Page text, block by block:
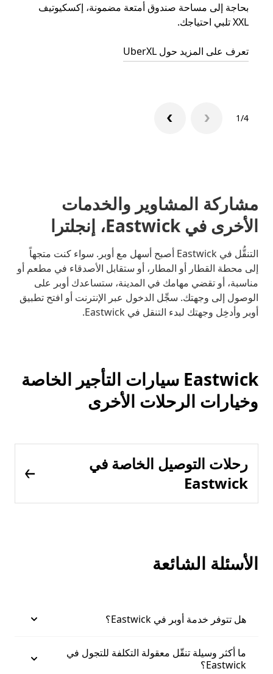
بحاجة إلى مساحة صندوق أمتعة مضمونة، إكسكيوتيف
XXL تلبي احتياجك.
تعرف على المزيد حول UberXL
1/4
مشاركة المشاوير والخدمات
الأخرى في Eastwick، إنجلترا
التنقُّل في Eastwick أصبح أسهل مع أوبر. سواء كنت متجهاً
إلى محطة القطار أو المطار، أو ستقابل الأصدقاء في مطعم أو
مناسبة، أو تقضي مهامك في المدينة، ستساعدك أوبر على
الوصول إلى وجهتك. سجِّل الدخول عبر الإنترنت أو افتح تطبيق
أوبر وأدخِل وجهتك لبدء التنقل في Eastwick.
Eastwick سيارات التأجير الخاصة
وخيارات الرحلات الأخرى
رحلات التوصيل الخاصة في
Eastwick
الأسئلة الشائعة
هل تتوفر خدمة أوبر في Eastwick؟
ما أكثر وسيلة تنقّل معقولة التكلفة للتجول في
Eastwick؟